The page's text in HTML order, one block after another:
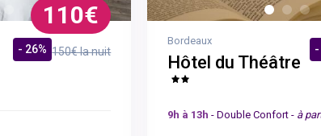
110€
- 26% 150€ la nuit
Bordeaux
Hôtel du Théâtre
-
9h à 13h- Double Confort - à